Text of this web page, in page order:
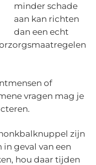
minder schade
aan kan richten
dan een echt
of
vragen mag je
zijn
geval van een
hou daar tijden